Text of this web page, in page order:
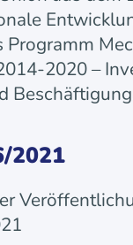
Programm
2020 –
2021